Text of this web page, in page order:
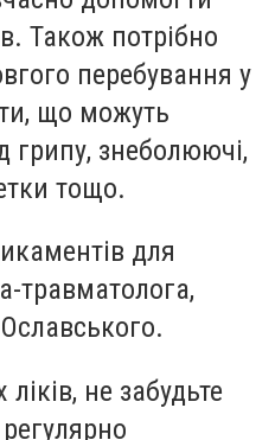
Також потрібно
перебування у
що можуть
грипу, знеболюючі,
тощо.
для
травматолога,
не забудьте